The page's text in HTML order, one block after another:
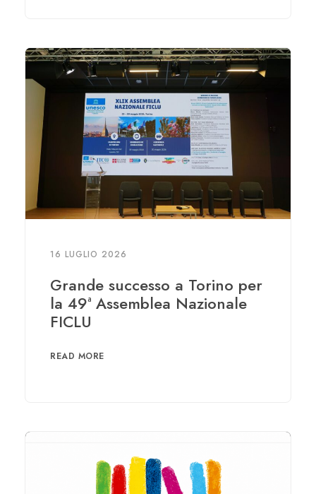
16 LUGLIO 2026
Grande successo a Torino per
la 49ª Assemblea Nazionale
FICLU
READ MORE